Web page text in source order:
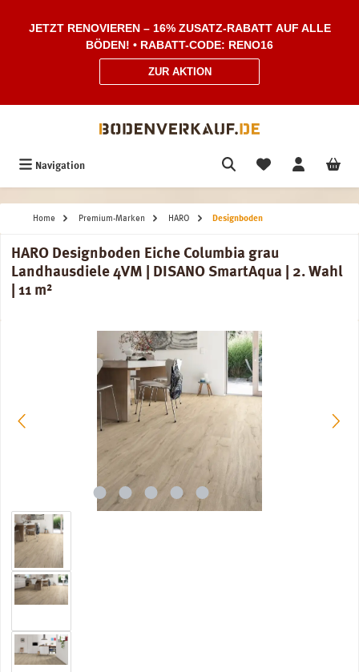
JETZT RENOVIEREN – 16% ZUSATZ-RABATT AUF ALLE
BÖDEN! • RABATT-CODE: RENO16
ZUR AKTION
Navigation
Home Premium-Marken HARO Designboden
HARO Designboden Eiche Columbia grau
Landhausdiele 4VM | DISANO SmartAqua | 2. Wahl
| 11 m²
Bildergalerie überspringen